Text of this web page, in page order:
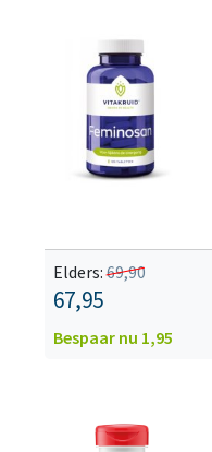
Elders:69,90
67,95
Bespaar nu 1,95